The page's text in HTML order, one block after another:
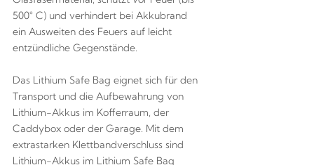
500° C) und verhindert bei Akkubrand
ein Ausweiten des Feuers auf leicht
entzündliche Gegenstände.
Das Lithium Safe Bag eignet sich für den
Transport und die Aufbewahrung von
Lithium-Akkus im Kofferraum, der
Caddybox oder der Garage. Mit dem
extrastarken Klettbandverschluss sind
Lithium-Akkus im Lithium Safe Bag